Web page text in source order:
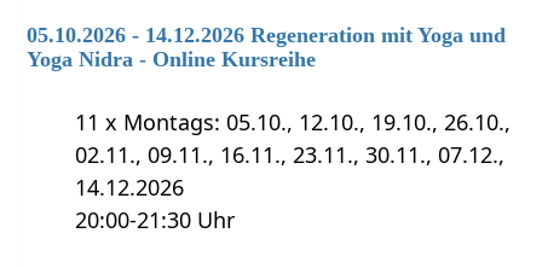
05.10.2026 - 14.12.2026 Regeneration mit Yoga und
Yoga Nidra - Online Kursreihe
11 x Montags: 05.10., 12.10., 19.10., 26.10.,
02.11., 09.11., 16.11., 23.11., 30.11., 07.12.,
14.12.2026
20:00-21:30 Uhr